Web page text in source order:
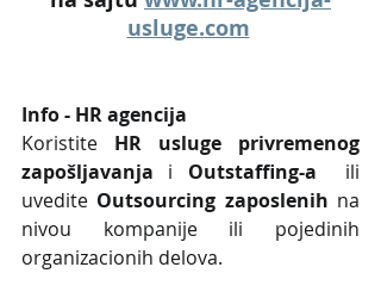
usluge.com
Info - HR agencija
Koristite HR usluge privremenog
zapošljavanja i Outstaffing-a
  ili
uvedite Outsourcing zaposlenih na
nivou kompanije ili pojedinih
organizacionih delova.